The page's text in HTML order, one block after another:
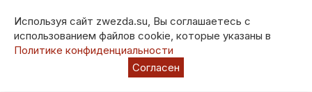
Используя сайт zwezda.su, Вы соглашаетесь с
использованием файлов cookie, которые указаны в
Политике конфиденциальности
Согласен